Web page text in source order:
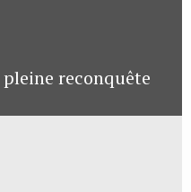
pleine reconquête